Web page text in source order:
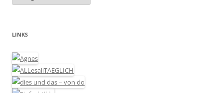
LINKS